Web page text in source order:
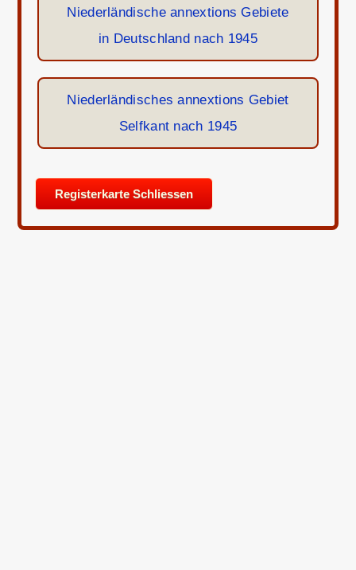
Niederländische annextions Gebiete
in Deutschland nach 1945
Niederländisches annextions Gebiet
Selfkant nach 1945
Registerkarte Schliessen